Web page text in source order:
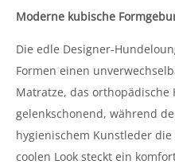
Moderne kubische
Die edle Designer-
Formen einen
Matratze, das orthopädische
gelenkschonend, während
hygienischem Kunstleder
coolen Look steckt ein